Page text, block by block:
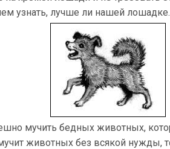
узнать, лучше ли нашей лошадке.
мучить бедных животных,
животных без всякой нужды,